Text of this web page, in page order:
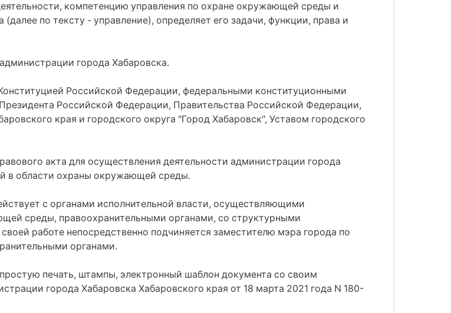
компетенцию управления по охране окружающей среды и
по тексту - управление), определяет его задачи, функции, права и
города Хабаровска.
Российской Федерации, федеральными конституционными
Российской Федерации, Правительства Российской Федерации,
края и городского округа "Город Хабаровск", Уставом городского
акта для осуществления деятельности администрации города
в области охраны окружающей среды.
с органами исполнительной власти, осуществляющими
среды, правоохранительными органами, со структурными
работе непосредственно подчиняется заместителю мэра города по
органами.
печать, штампы, электронный шаблон документа со своим
города Хабаровска Хабаровского края от 18 марта 2021 года N 180-